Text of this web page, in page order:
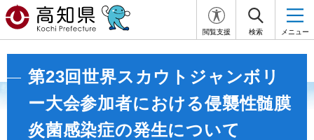
閲覧支援 検索 メニュー
第23回世界スカウトジャンボリ
ー大会参加者における侵襲性髄膜
炎菌感染症の発生について